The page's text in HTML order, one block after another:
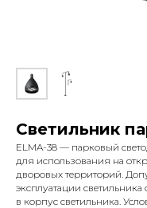
Светильник
ELMA-38 — парковый
для использования на
дворовых территорий.
эксплуатации светильника
в корпус светильника.